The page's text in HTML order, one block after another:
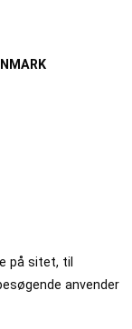
på sitet, til
anvender